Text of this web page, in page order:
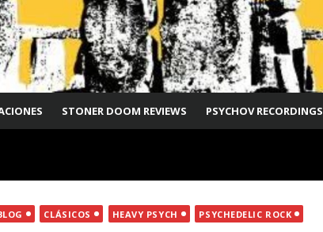
STONER DOOM REVIEWS PSYCHOV RECORDINGS
CLÁSICOS HEAVY PSYCH
PSYCHEDELIC ROCK